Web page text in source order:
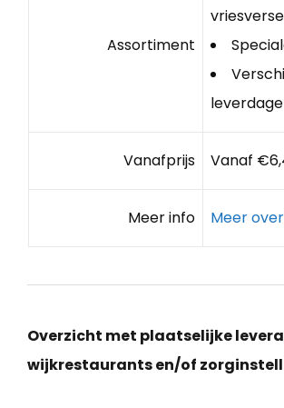
Assortiment
Vanafprijs Vanaf
Meer info Meer
Overzicht met plaatselijke
wijkrestaurants en/of